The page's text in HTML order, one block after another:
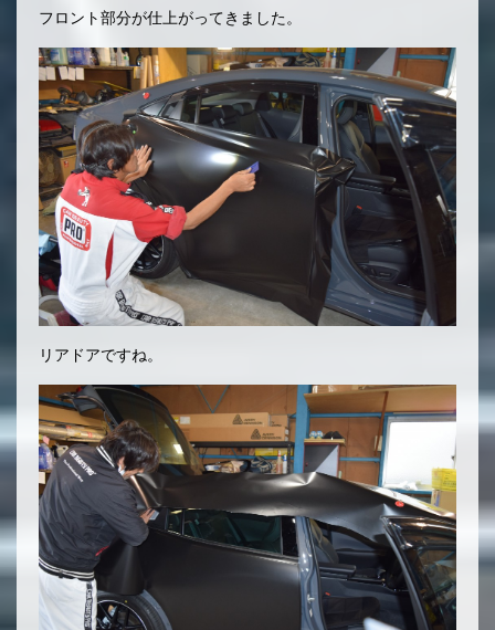
フロント部分が仕上がってきました。
リアドアですね。